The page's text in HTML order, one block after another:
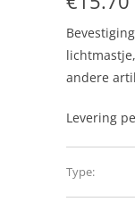
andere
Levering
Type: